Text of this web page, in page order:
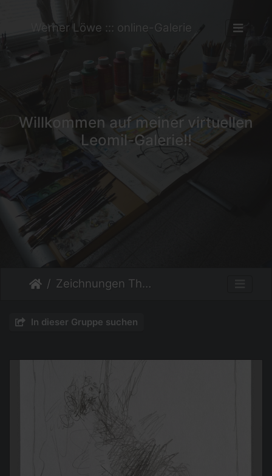
Werner Löwe ::: online-Galerie
Willkommen auf meiner virtuellen
Leomil-Galerie!!
Zeichnungen Thema Menschen
In dieser Gruppe suchen